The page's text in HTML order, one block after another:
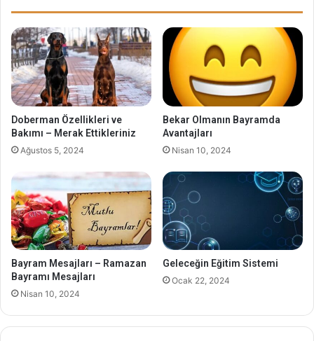
Doberman Özellikleri ve
Bakımı – Merak Ettikleriniz
Ağustos 5, 2024
Bekar Olmanın Bayramda
Avantajları
Nisan 10, 2024
Bayram Mesajları – Ramazan
Bayramı Mesajları
Nisan 10, 2024
Geleceğin Eğitim Sistemi
Ocak 22, 2024